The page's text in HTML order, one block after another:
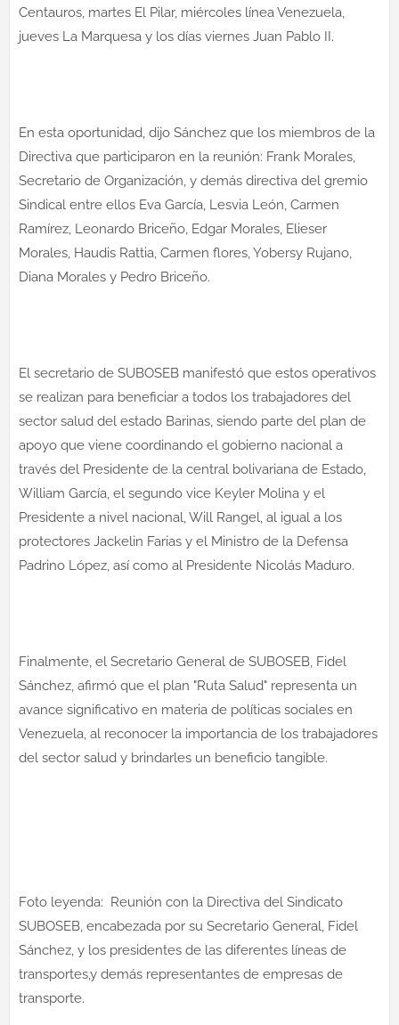
Centauros, martes El Pilar, miércoles línea Venezuela,
jueves La Marquesa y los días viernes Juan Pablo II.
En esta oportunidad, dijo Sánchez que los miembros de la
Directiva que participaron en la reunión: Frank Morales,
Secretario de Organización, y demás directiva del gremio
Sindical entre ellos Eva García, Lesvia León, Carmen
Ramírez, Leonardo Briceño, Edgar Morales, Elieser
Morales, Haudis Rattia, Carmen flores, Yobersy Rujano,
Diana Morales y Pedro Briceño.
El secretario de SUBOSEB manifestó que estos operativos
se realizan para beneficiar a todos los trabajadores del
sector salud del estado Barinas, siendo parte del plan de
apoyo que viene coordinando el gobierno nacional a
través del Presidente de la central bolivariana de Estado,
William García, el segundo vice Keyler Molina y el
Presidente a nivel nacional, Will Rangel, al igual a los
protectores Jackelin Farias y el Ministro de la Defensa
Padrino López, así como al Presidente Nicolás Maduro.
Finalmente, el Secretario General de SUBOSEB, Fidel
Sánchez, afirmó que el plan "Ruta Salud" representa un
avance significativo en materia de políticas sociales en
Venezuela, al reconocer la importancia de los trabajadores
del sector salud y brindarles un beneficio tangible.
Foto leyenda: Reunión con la Directiva del Sindicato
SUBOSEB, encabezada por su Secretario General, Fidel
Sánchez, y los presidentes de las diferentes líneas de
transportes,y demás representantes de empresas de
transporte.